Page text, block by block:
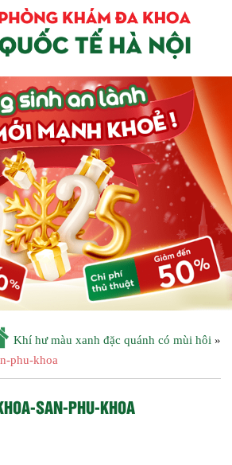
Khí hư màu xanh đặc quánh có mùi hôi »
phu-khoa
SAN-PHU-KHOA